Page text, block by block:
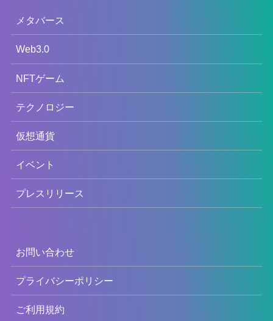
メタバース
Web3.0
NFTゲーム
テクノロジー
仮想通貨
イベント
プレスリリース
お問い合わせ
プライバシーポリシー
ご利用規約